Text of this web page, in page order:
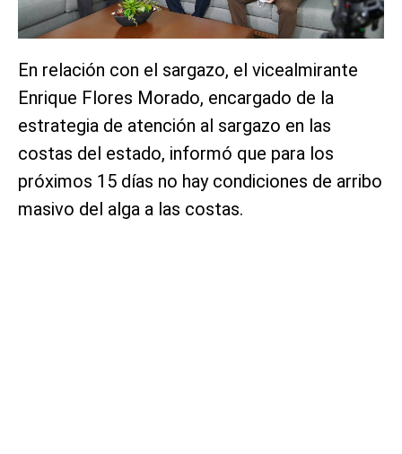
En relación con el sargazo, el vicealmirante
Enrique Flores Morado, encargado de la
estrategia de atención al sargazo en las
costas del estado, informó que para los
próximos 15 días no hay condiciones de arribo
masivo del alga a las costas.